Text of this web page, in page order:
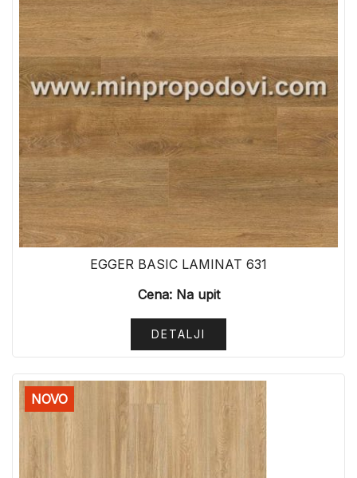
EGGER BASIC LAMINAT 631
Cena: Na upit
DETALJI
NOVO